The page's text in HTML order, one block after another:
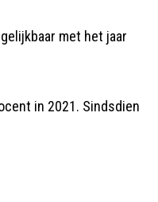
met het jaar
in 2021. Sindsdien